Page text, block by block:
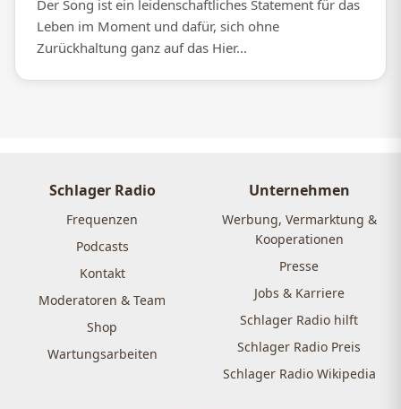
Der Song ist ein leidenschaftliches Statement für das
Leben im Moment und dafür, sich ohne
Zurückhaltung ganz auf das Hier...
Schlager Radio
Frequenzen
Podcasts
Kontakt
Moderatoren & Team
Shop
Wartungsarbeiten
Unternehmen
Werbung, Vermarktung &
Kooperationen
Presse
Jobs & Karriere
Schlager Radio hilft
Schlager Radio Preis
Schlager Radio Wikipedia